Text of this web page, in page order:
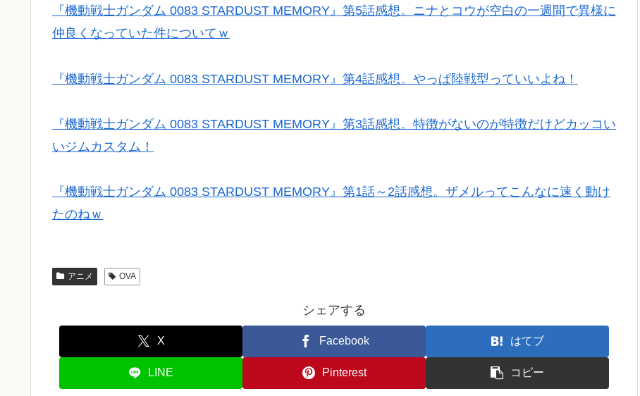
『機動戦士ガンダム 0083 STARDUST MEMORY』第5話感想。ニナとコウが空白の一週間で異様に
仲良くなっていた件についてｗ
『機動戦士ガンダム 0083 STARDUST MEMORY』第4話感想。やっぱ陸戦型っていいよね！
『機動戦士ガンダム 0083 STARDUST MEMORY』第3話感想。特徴がないのが特徴だけどカッコい
いジムカスタム！
『機動戦士ガンダム 0083 STARDUST MEMORY』第1話～2話感想。ザメルってこんなに速く動け
たのねｗ
アニメ OVA
シェアする
X Facebook はてブ
LINE Pinterest コピー